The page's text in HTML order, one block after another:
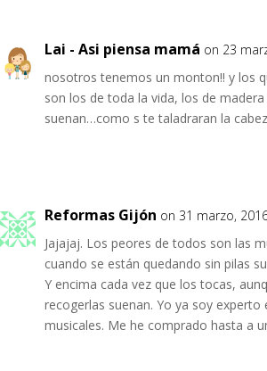
Lai - Asi piensa mamá on 23
nosotros tenemos un monton!! y los
son los de toda la vida, los de
suenan…como s te taladraran la
Reformas Gijón on 31 marzo,
Jajajaj. Los peores de todos son las
cuando se están quedando sin pilas
Y encima cada vez que los tocas,
recogerlas suenan. Yo ya soy
musicales. Me he comprado hasta a